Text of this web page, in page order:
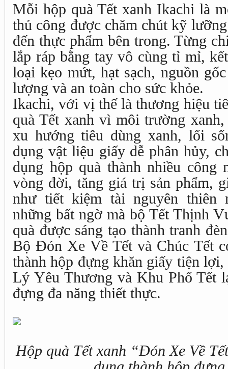
Mỗi hộp quà Tết xanh Ikachi là
thủ công được chăm chút kỹ
đến thực phẩm bên trong. Từng
lắp ráp bằng tay vô cùng tỉ mỉ,
loại kẹo mứt, hạt sạch, nguồn
lượng và an toàn cho sức khỏe.
Ikachi, với vị thế là thương hiệu
quà Tết xanh vì môi trường
xu hướng tiêu dùng xanh, lối
dụng vật liệu giấy dễ phân hủy,
dụng hộp quà thành nhiều công
vòng đời, tăng giá trị sản phẩm,
như tiết kiệm tài nguyên thiên
những bất ngờ mà bộ Tết Thịnh
quà được sáng tạo thành tranh
Bộ Đón Xe Về Tết và Chúc Tết
thành hộp đựng khăn giấy tiện
Lý Yêu Thương và Khu Phố Tết
đựng đa năng thiết thực.
Hộp quà Tết xanh “Đón Xe Về